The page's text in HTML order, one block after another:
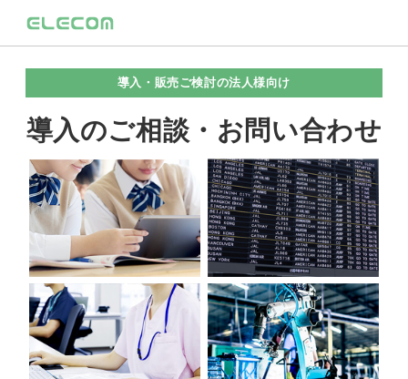
導入・販売ご検討の法人様向け
導入のご相談・お問い合わせ